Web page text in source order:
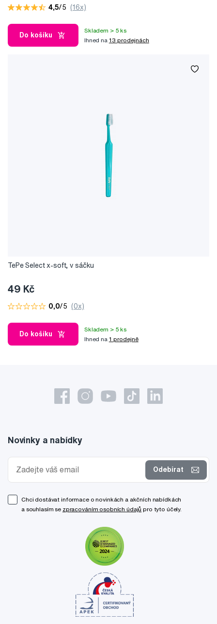
4,5/5 (16x)
Do košíku
Skladem > 5 ks
Ihned na 13 prodejnách
TePe Select x-soft, v sáčku
49 Kč
0,0/5 (0x)
Do košíku
Skladem > 5 ks
Ihned na 1 prodejně
Novinky a nabídky
Odebírat
Chci dostávat informace o novinkách a akčních nabídkách
a souhlasím se zpracováním osobních údajů pro tyto účely.